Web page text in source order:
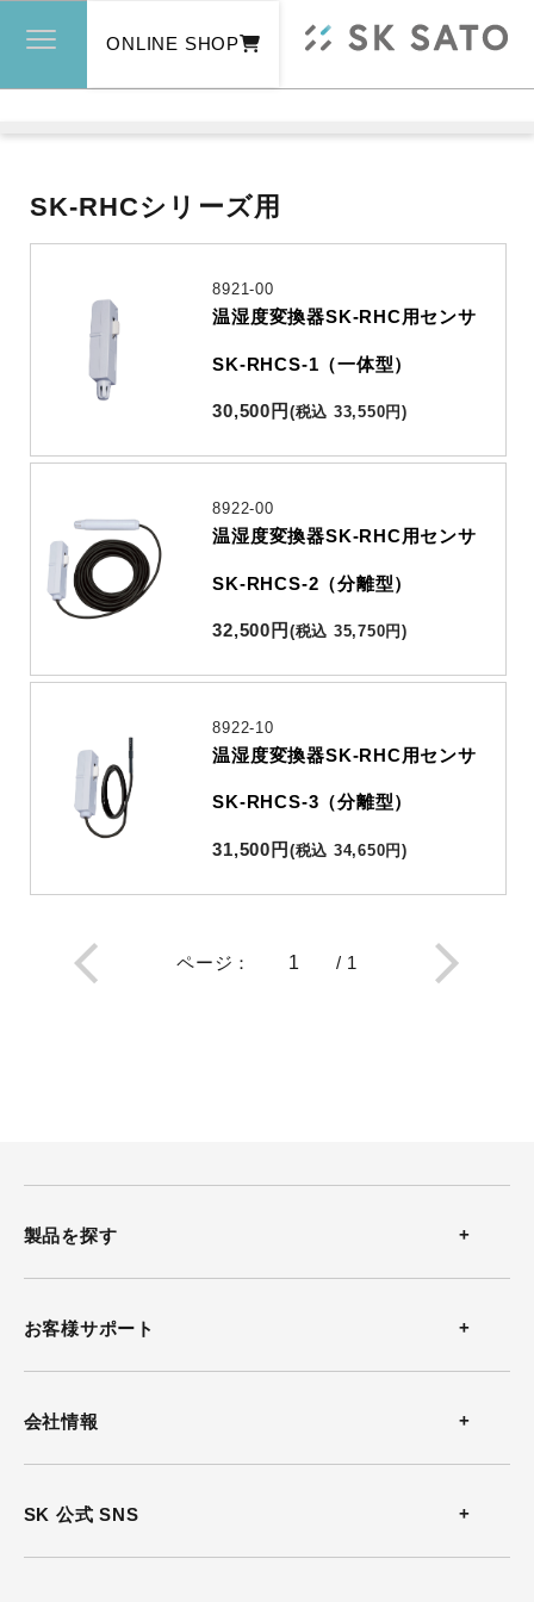
ONLINE SHOP
SK-RHCシリーズ用
8921-00
温湿度変換器SK-RHC用センサ
SK-RHCS-1（一体型）
30,500 円 (税込 33,550円)
8922-00
温湿度変換器SK-RHC用センサ
SK-RHCS-2（分離型）
32,500 円 (税込 35,750円)
8922-10
温湿度変換器SK-RHC用センサ
SK-RHCS-3（分離型）
31,500 円 (税込 34,650円)
ページ ： / 1
SK 公式 SNS
会社情報
お客様サポート
製品を探す
熱中症計